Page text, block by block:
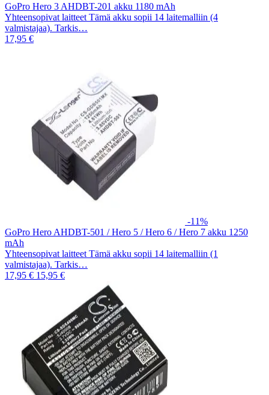
GoPro Hero 3 AHDBT-201 akku 1180 mAh
Yhteensopivat laitteet Tämä akku sopii 14 laitemalliin (4
valmistajaa). Tarkis…
17,95 €
-11%
GoPro Hero AHDBT-501 / Hero 5 / Hero 6 / Hero 7 akku 1250
mAh
Yhteensopivat laitteet Tämä akku sopii 14 laitemalliin (1
valmistajaa). Tarkis…
17,95 € 15,95 €